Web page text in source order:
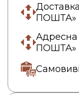
ПОШТА»
ПОШТА»